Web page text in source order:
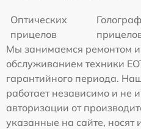
Оптических
прицелов
Мы занимаемся ремонтом и
обслуживанием техники
гарантийного периода.
работает независимо и не
авторизации от
указанные на сайте, носят